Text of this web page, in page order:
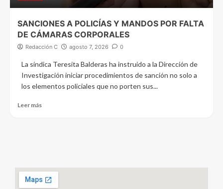
SANCIONES A POLICÍAS Y MANDOS POR FALTA
DE CÁMARAS CORPORALES
Redacción C agosto 7, 2026 0
La síndica Teresita Balderas ha instruido a la Dirección de
Investigación iniciar procedimientos de sanción no solo a
los elementos policiales que no porten sus...
Leer más